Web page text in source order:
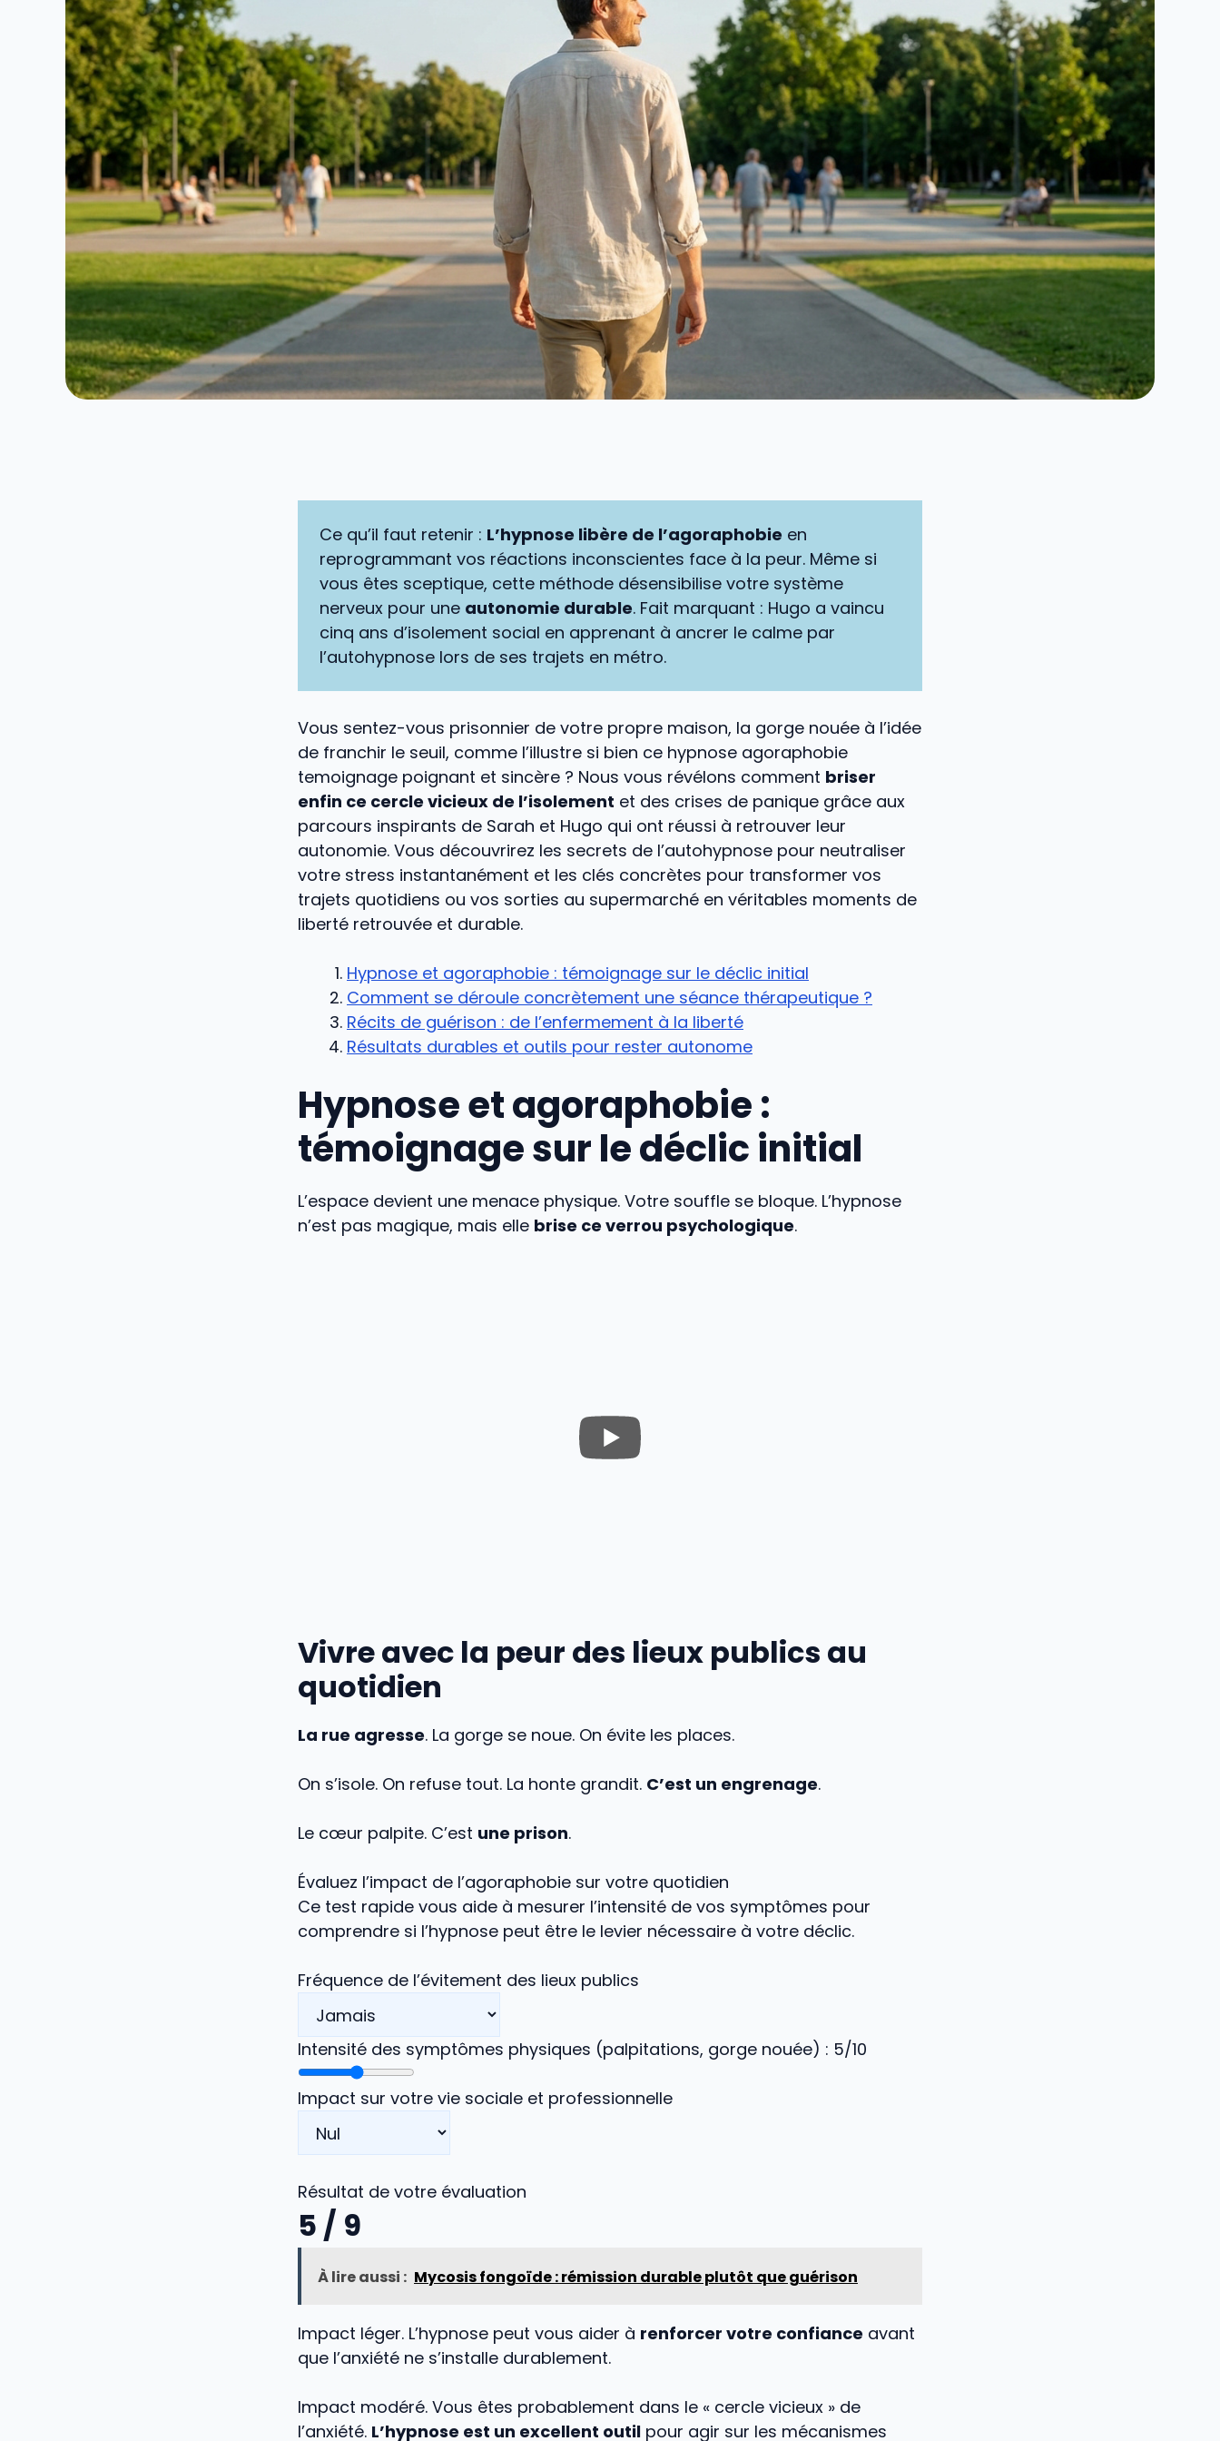
Ce qu’il faut retenir : L’hypnose libère de l’agoraphobie en
reprogrammant vos réactions inconscientes face à la peur. Même si
vous êtes sceptique, cette méthode désensibilise votre système
nerveux pour une autonomie durable. Fait marquant : Hugo a vaincu
cinq ans d’isolement social en apprenant à ancrer le calme par
l’autohypnose lors de ses trajets en métro.
Vous sentez-vous prisonnier de votre propre maison, la gorge nouée à l’idée
de franchir le seuil, comme l’illustre si bien ce hypnose agoraphobie
temoignage poignant et sincère ? Nous vous révélons comment briser
enfin ce cercle vicieux de l’isolement et des crises de panique grâce aux
parcours inspirants de Sarah et Hugo qui ont réussi à retrouver leur
autonomie. Vous découvrirez les secrets de l’autohypnose pour neutraliser
votre stress instantanément et les clés concrètes pour transformer vos
trajets quotidiens ou vos sorties au supermarché en véritables moments de
liberté retrouvée et durable.
Hypnose et agoraphobie : témoignage sur le déclic initial
Comment se déroule concrètement une séance thérapeutique ?
Récits de guérison : de l’enfermement à la liberté
Résultats durables et outils pour rester autonome
Hypnose et agoraphobie :
témoignage sur le déclic initial
L’espace devient une menace physique. Votre souffle se bloque. L’hypnose
n’est pas magique, mais elle brise ce verrou psychologique.
Vivre avec la peur des lieux publics au
quotidien
La rue agresse. La gorge se noue. On évite les places.
On s’isole. On refuse tout. La honte grandit. C’est un engrenage.
Le cœur palpite. C’est une prison.
Évaluez l’impact de l’agoraphobie sur votre quotidien
Ce test rapide vous aide à mesurer l’intensité de vos symptômes pour
comprendre si l’hypnose peut être le levier nécessaire à votre déclic.
Fréquence de l’évitement des lieux publics
Intensité des symptômes physiques (palpitations, gorge nouée) : 5/10
Impact sur votre vie sociale et professionnelle
Résultat de votre évaluation
5 / 9
À lire aussi : Mycosis fongoïde : rémission durable plutôt que guérison
Impact léger. L’hypnose peut vous aider à renforcer votre confiance avant
que l’anxiété ne s’installe durablement.
Impact modéré. Vous êtes probablement dans le « cercle vicieux » de
l’anxiété. L’hypnose est un excellent outil pour agir sur les mécanismes